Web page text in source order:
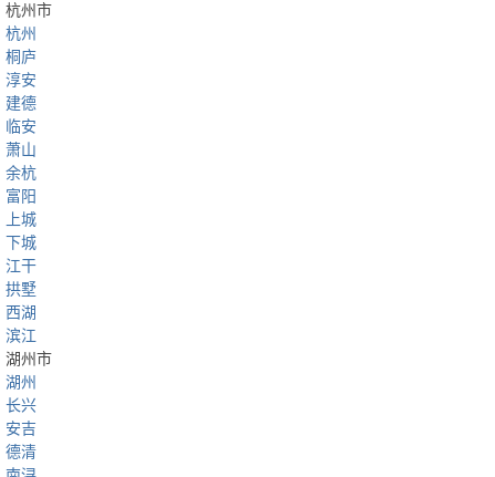
杭州市
杭州
桐庐
淳安
建德
临安
萧山
余杭
富阳
上城
下城
江干
拱墅
西湖
滨江
湖州市
湖州
长兴
安吉
德清